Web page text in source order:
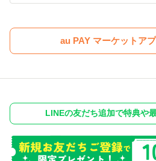
au PAY マーケットア
LINEの友だち追加で特典や